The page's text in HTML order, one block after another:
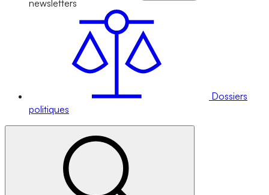
newsletters
Dossiers
politiques